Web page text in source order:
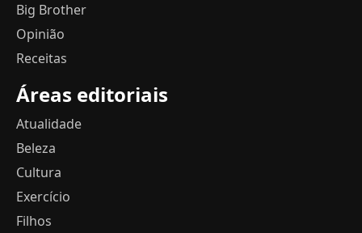
Big Brother
Opinião
Receitas
Áreas editoriais
Atualidade
Beleza
Cultura
Exercício
Filhos